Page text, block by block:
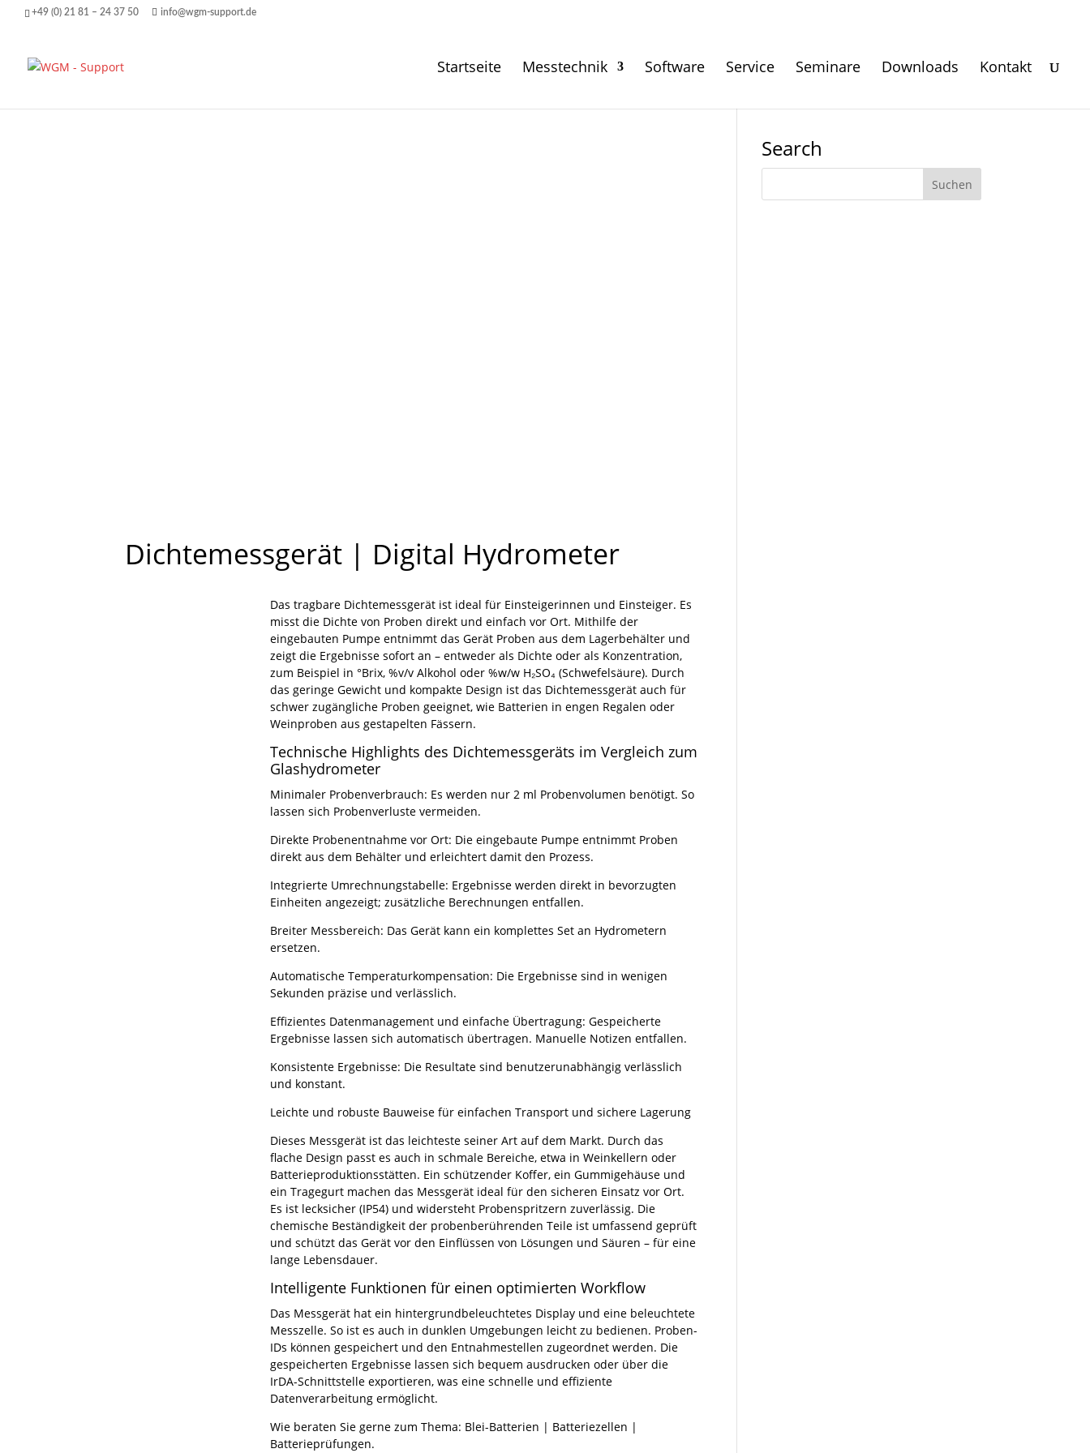
+49 (0) 21 81 – 24 37 50 info@wgm-support.de
Startseite Messtechnik Software Service Seminare Downloads Kontakt
Dichtemessgerät | Digital Hydrometer
Das tragbare Dichtemessgerät ist ideal für Einsteigerinnen und Einsteiger. Es
misst die Dichte von Proben direkt und einfach vor Ort. Mithilfe der
eingebauten Pumpe entnimmt das Gerät Proben aus dem Lagerbehälter und
zeigt die Ergebnisse sofort an – entweder als Dichte oder als Konzentration,
zum Beispiel in °Brix, %v/v Alkohol oder %w/w H₂SO₄ (Schwefelsäure). Durch
das geringe Gewicht und kompakte Design ist das Dichtemessgerät auch für
schwer zugängliche Proben geeignet, wie Batterien in engen Regalen oder
Weinproben aus gestapelten Fässern.
Technische Highlights des Dichtemessgeräts im Vergleich zum
Glashydrometer
Minimaler Probenverbrauch: Es werden nur 2 ml Probenvolumen benötigt. So
lassen sich Probenverluste vermeiden.
Direkte Probenentnahme vor Ort: Die eingebaute Pumpe entnimmt Proben
direkt aus dem Behälter und erleichtert damit den Prozess.
Integrierte Umrechnungstabelle: Ergebnisse werden direkt in bevorzugten
Einheiten angezeigt; zusätzliche Berechnungen entfallen.
Breiter Messbereich: Das Gerät kann ein komplettes Set an Hydrometern
ersetzen.
Automatische Temperaturkompensation: Die Ergebnisse sind in wenigen
Sekunden präzise und verlässlich.
Effizientes Datenmanagement und einfache Übertragung: Gespeicherte
Ergebnisse lassen sich automatisch übertragen. Manuelle Notizen entfallen.
Konsistente Ergebnisse: Die Resultate sind benutzerunabhängig verlässlich
und konstant.
Leichte und robuste Bauweise für einfachen Transport und sichere Lagerung
Dieses Messgerät ist das leichteste seiner Art auf dem Markt. Durch das
flache Design passt es auch in schmale Bereiche, etwa in Weinkellern oder
Batterieproduktionsstätten. Ein schützender Koffer, ein Gummigehäuse und
ein Tragegurt machen das Messgerät ideal für den sicheren Einsatz vor Ort.
Es ist lecksicher (IP54) und widersteht Probenspritzern zuverlässig. Die
chemische Beständigkeit der probenberührenden Teile ist umfassend geprüft
und schützt das Gerät vor den Einflüssen von Lösungen und Säuren – für eine
lange Lebensdauer.
Intelligente Funktionen für einen optimierten Workflow
Das Messgerät hat ein hintergrundbeleuchtetes Display und eine beleuchtete
Messzelle. So ist es auch in dunklen Umgebungen leicht zu bedienen. Proben-
IDs können gespeichert und den Entnahmestellen zugeordnet werden. Die
gespeicherten Ergebnisse lassen sich bequem ausdrucken oder über die
IrDA-Schnittstelle exportieren, was eine schnelle und effiziente
Datenverarbeitung ermöglicht.
Wie beraten Sie gerne zum Thema: Blei-Batterien | Batteriezellen |
Batterieprüfungen.
Search